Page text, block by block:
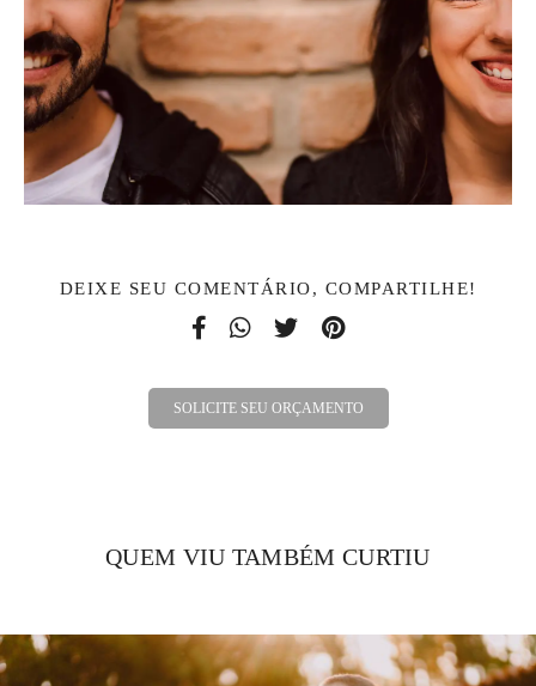
DEIXE SEU COMENTÁRIO, COMPARTILHE!
SOLICITE SEU ORÇAMENTO
QUEM VIU TAMBÉM CURTIU